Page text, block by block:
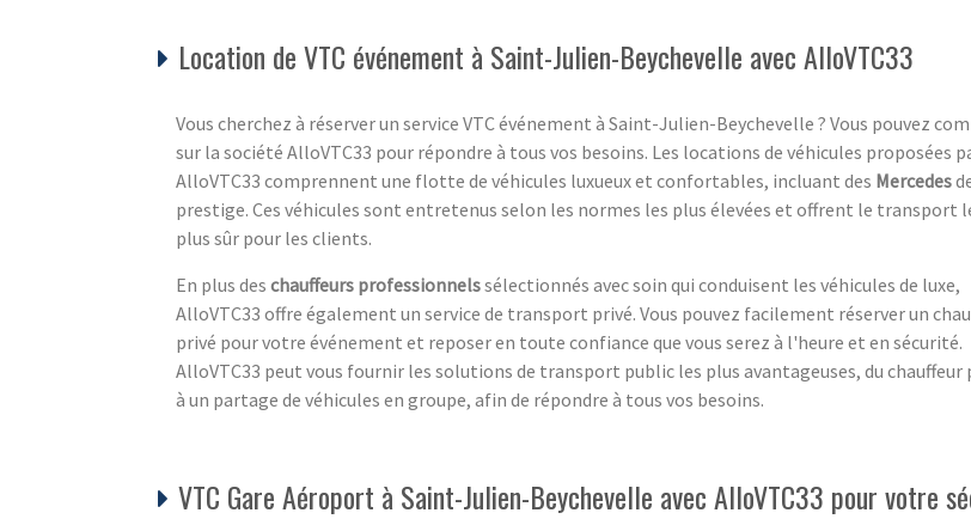
Location de VTC événement à Saint-Julien-Beychevelle avec AlloVTC33
Vous cherchez à réserver un service VTC événement à Saint-Julien-Beychevelle ? Vous pouvez
sur la société AlloVTC33 pour répondre à tous vos besoins. Les locations de véhicules proposées
AlloVTC33 comprennent une flotte de véhicules luxueux et confortables, incluant des Mercedes
prestige. Ces véhicules sont entretenus selon les normes les plus élevées et offrent le transport
plus sûr pour les clients.
En plus des chauffeurs professionnelssélectionnés avec soin qui conduisent les véhicules de luxe,
AlloVTC33 offre également un service de transport privé. Vous pouvez facilement réserver un
privé pour votre événement et reposer en toute confiance que vous serez à l'heure et en sécurité.
AlloVTC33 peut vous fournir les solutions de transport public les plus avantageuses, du chauffeur
à un partage de véhicules en groupe, afin de répondre à tous vos besoins.
VTC Gare Aéroport à Saint-Julien-Beychevelle avec AlloVTC33 pour votre